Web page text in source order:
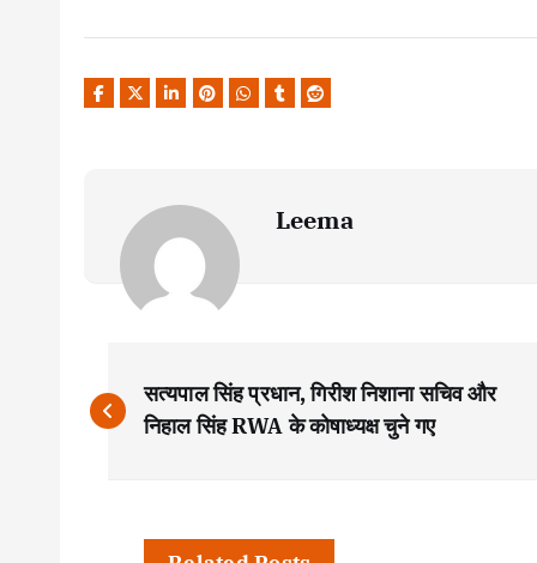
Leema
P
o
सत्यपाल सिंह प्रधान, गिरीश निशाना सचिव और
निहाल सिंह RWA के कोषाध्यक्ष चुने गए